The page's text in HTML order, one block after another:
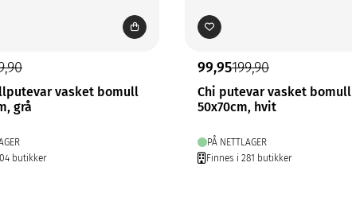
vasket bomull
grå
butikker
99,95199,90
Chi putevar vasket bomull
50x70cm, hvit
PÅ NETTLAGER
Finnes i 281 butikker